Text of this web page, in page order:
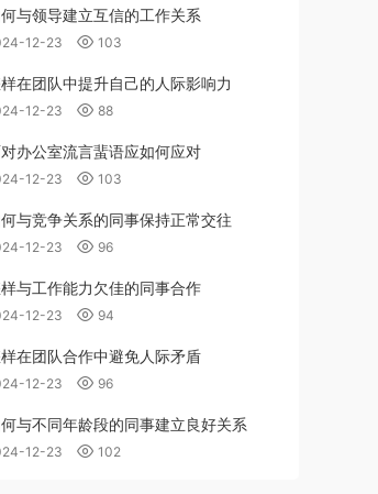
与领导建立互信的工作关系
12-23 103
在团队中提升自己的人际影响力
12-23 88
办公室流言蜚语应如何应对
12-23 103
与竞争关系的同事保持正常交往
12-23 96
与工作能力欠佳的同事合作
12-23 94
在团队合作中避免人际矛盾
12-23 96
与不同年龄段的同事建立良好关系
12-23 102